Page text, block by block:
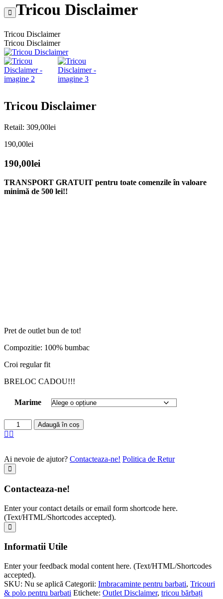
Tricou Disclaimer
Tricou Disclaimer
Tricou Disclaimer
Tricou Disclaimer
Retail: 309,00lei
190,00lei
190,00lei
TRANSPORT GRATUIT pentru toate comenzile în valoare
minimă de 500 lei!!
Pret de outlet bun de tot!
Compozitie: 100% bumbac
Croi regular fit
BRELOC CADOU!!!
Marime
Adaugă în coș
Ai nevoie de ajutor? Contacteaza-ne! Politica de Retur
Contacteaza-ne!
Enter your contact details or email form shortcode here.
(Text/HTML/Shortcodes accepted).
Informatii Utile
Enter your feedback modal content here. (Text/HTML/Shortcodes
accepted).
SKU: Nu se aplică Categorii: Imbracaminte pentru barbati, Tricouri
& polo pentru barbati Etichete: Outlet Disclaimer, tricou bărbați